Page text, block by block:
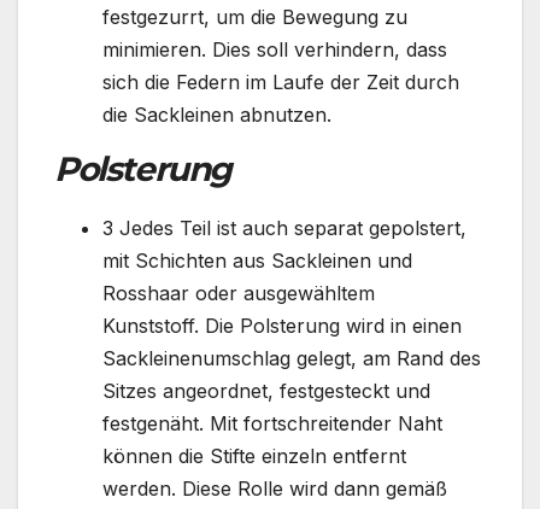
festgezurrt, um die Bewegung zu
minimieren. Dies soll verhindern, dass
sich die Federn im Laufe der Zeit durch
die Sackleinen abnutzen.
Polsterung
3 Jedes Teil ist auch separat gepolstert,
mit Schichten aus Sackleinen und
Rosshaar oder ausgewähltem
Kunststoff. Die Polsterung wird in einen
Sackleinenumschlag gelegt, am Rand des
Sitzes angeordnet, festgesteckt und
festgenäht. Mit fortschreitender Naht
können die Stifte einzeln entfernt
werden. Diese Rolle wird dann gemäß